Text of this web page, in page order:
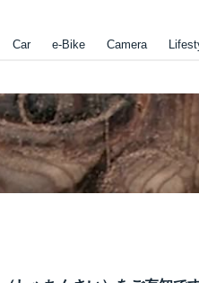
Car e-Bike Camera